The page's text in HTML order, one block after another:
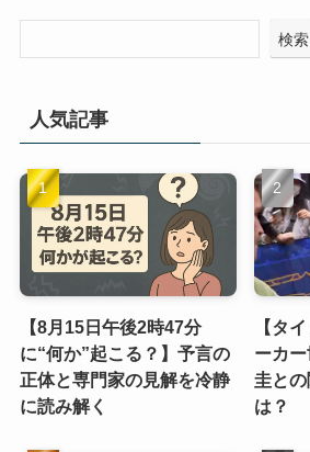
検索
人気記事
【8月15日午後2時47分
に“何か”起こる？】予言の
正体と専門家の見解を冷静
に読み解く
【タ
ーカ
圭と
は？